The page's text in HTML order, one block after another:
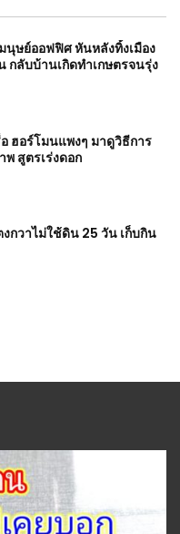
นุษย์ออฟฟิศ หันหลังทิ้งเมือง
กลับบ้านเกิดทำเกษตรจนรุ่ง
ฮอร์โมนแพงๆ มาดูวิธีการ
สูตรเร่งดอก
กวาไม่ใช้ดิน 25 วัน เก็บกิน